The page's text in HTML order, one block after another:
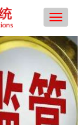
导
菜
单